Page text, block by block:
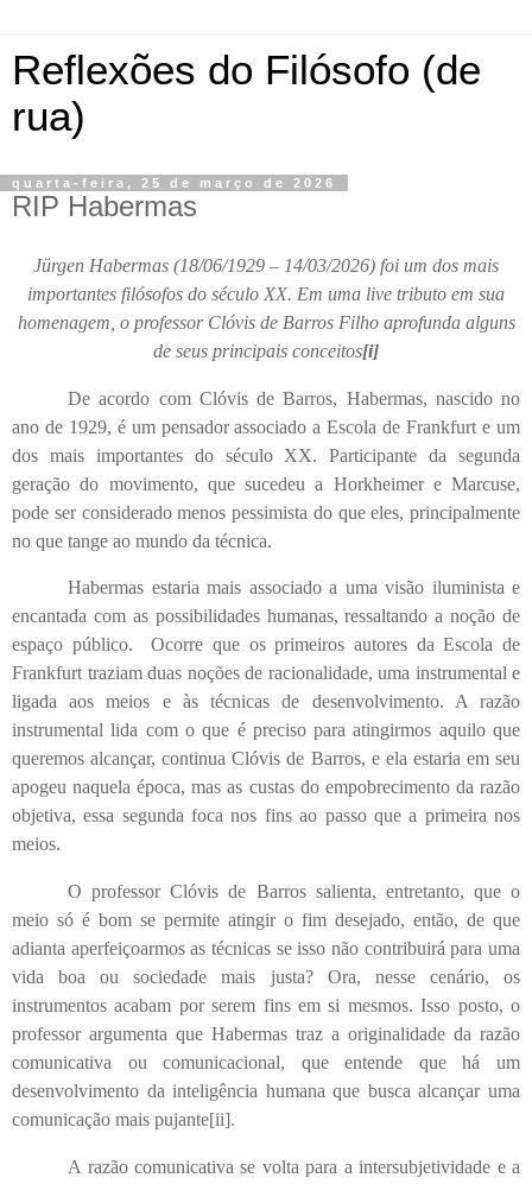
Reflexões do Filósofo (de
rua)
quarta-feira, 25 de março de 2026
RIP Habermas
Jürgen Habermas (18/06/1929 – 14/03/2026) foi um dos mais
importantes filósofos do século XX. Em uma live tributo em sua
homenagem, o professor Clóvis de Barros Filho aprofunda alguns
de seus principais conceitos[i]
De acordo com Clóvis de Barros, Habermas, nascido no
ano de 1929, é um pensador associado a Escola de Frankfurt e um
dos mais importantes do século XX. Participante da segunda
geração do movimento, que sucedeu a Horkheimer e Marcuse,
pode ser considerado menos pessimista do que eles, principalmente
no que tange ao mundo da técnica.
Habermas estaria mais associado a uma visão iluminista e
encantada com as possibilidades humanas, ressaltando a noção de
espaço público.
Ocorre que os primeiros autores da Escola de
Frankfurt traziam duas noções de racionalidade, uma instrumental e
ligada aos meios e às técnicas de desenvolvimento. A razão
instrumental lida com o que é preciso para atingirmos aquilo que
queremos alcançar, continua Clóvis de Barros, e ela estaria em seu
apogeu naquela época, mas as custas do empobrecimento da razão
objetiva, essa segunda foca nos fins ao passo que a primeira nos
meios.
O professor Clóvis de Barros salienta, entretanto, que o
meio só é bom se permite atingir o fim desejado, então, de que
adianta aperfeiçoarmos as técnicas se isso não contribuirá para uma
vida boa ou sociedade mais justa? Ora, nesse cenário, os
instrumentos acabam por serem fins em si mesmos. Isso posto, o
professor argumenta que Habermas traz a originalidade da razão
comunicativa ou comunicacional, que entende que há um
desenvolvimento da inteligência humana que busca alcançar uma
comunicação mais pujante[ii].
A razão comunicativa se volta para a intersubjetividade e a